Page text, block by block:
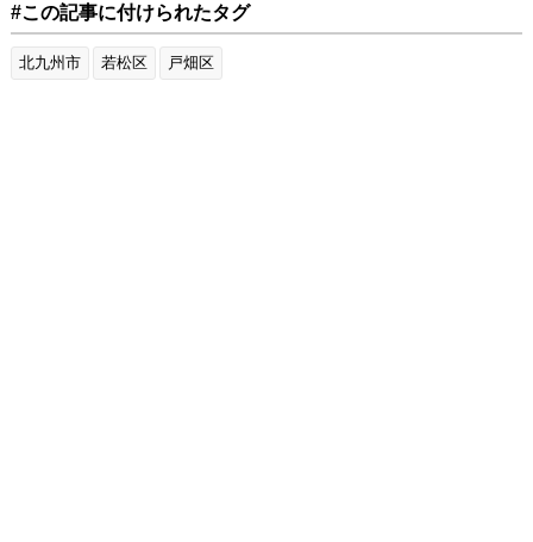
#この記事に付けられたタグ
北九州市 若松区 戸畑区